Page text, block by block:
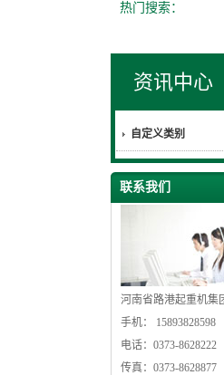
热门搜索：
资讯中心
自定义类别
联系我们
河南省路港起重机集
手机： 15893828598
电话：0373-8628222
传真：0373-8628877